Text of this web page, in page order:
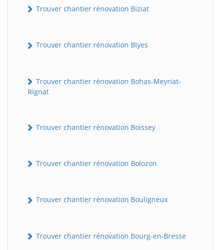
Trouver chantier rénovation Biziat
Trouver chantier rénovation Blyes
Trouver chantier rénovation Bohas-Meyriat-
Rignat
Trouver chantier rénovation Boissey
Trouver chantier rénovation Bolozon
Trouver chantier rénovation Bouligneux
Trouver chantier rénovation Bourg-en-Bresse